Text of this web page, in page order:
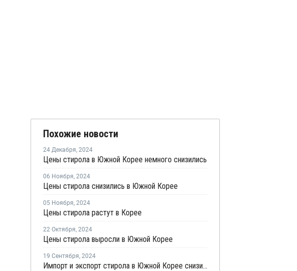
Похожие новости
24 Декабря, 2024
Цены стирола в Южной Корее немного снизились
06 Ноября, 2024
Цены стирола снизились в Южной Корее
05 Ноября, 2024
Цены стирола растут в Корее
22 Октября, 2024
Цены стирола выросли в Южной Корее
19 Сентября, 2024
Импорт и экспорт стирола в Южной Корее снизились в августе